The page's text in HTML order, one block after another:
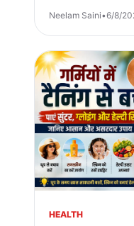
Neelam Saini•6/8/
HEALTH